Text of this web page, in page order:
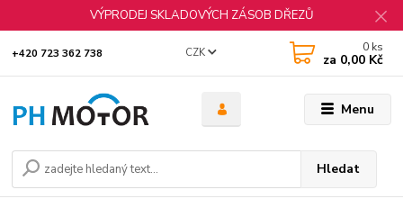
VÝPRODEJ SKLADOVÝCH ZÁSOB DŘEZŮ
Menu
CZK
Hledat
+420 723 362 738 0 ks
za 0,00 Kč